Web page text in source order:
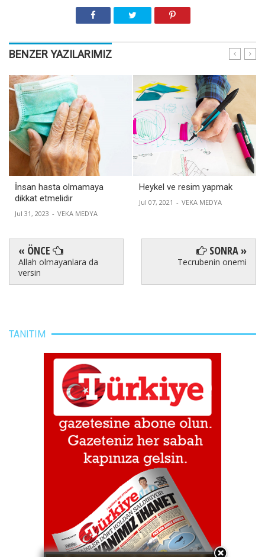
BENZER YAZILARIMIZ
İnsan hasta olmamaya
dikkat etmelidir
Jul 31, 2023 - VEKA MEDYA
Heykel ve resim yapmak
Jul 07, 2021 - VEKA MEDYA
« ÖNCE
Allah olmayanlara da
versin
SONRA »
Tecrubenin onemi
TANITIM